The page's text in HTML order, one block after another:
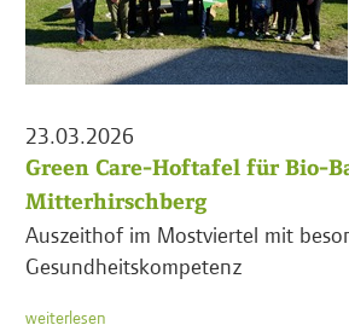
23.03.2026
Green Care-Hoftafel für Bio-
Mitterhirschberg
Auszeithof im Mostviertel mit
Gesundheitskompetenz
weiterlesen